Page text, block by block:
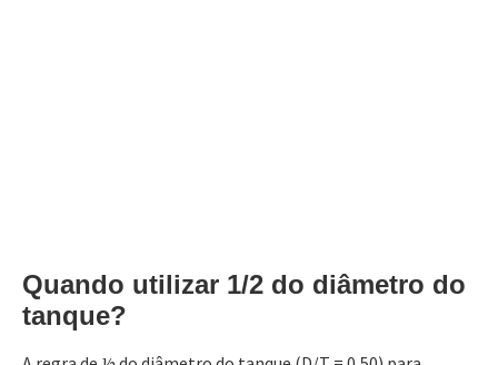
Quando utilizar 1/2 do diâmetro do
tanque?